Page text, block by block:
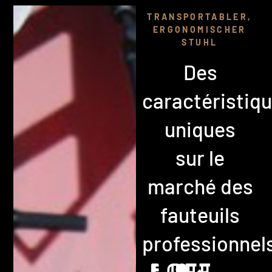
TRANSPORTABLER,
ERGONOMISCHER
STUHL
Des
uniques
sur le
marché des
fauteuils